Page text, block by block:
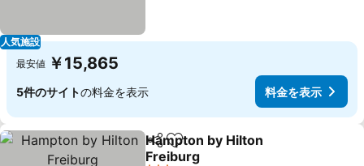
人気施設
最安値 ￥15,865
5件のサイトの料金を表示 料金を表示
シェアお気に入りに追加
Hampton by Hilton
Freiburg